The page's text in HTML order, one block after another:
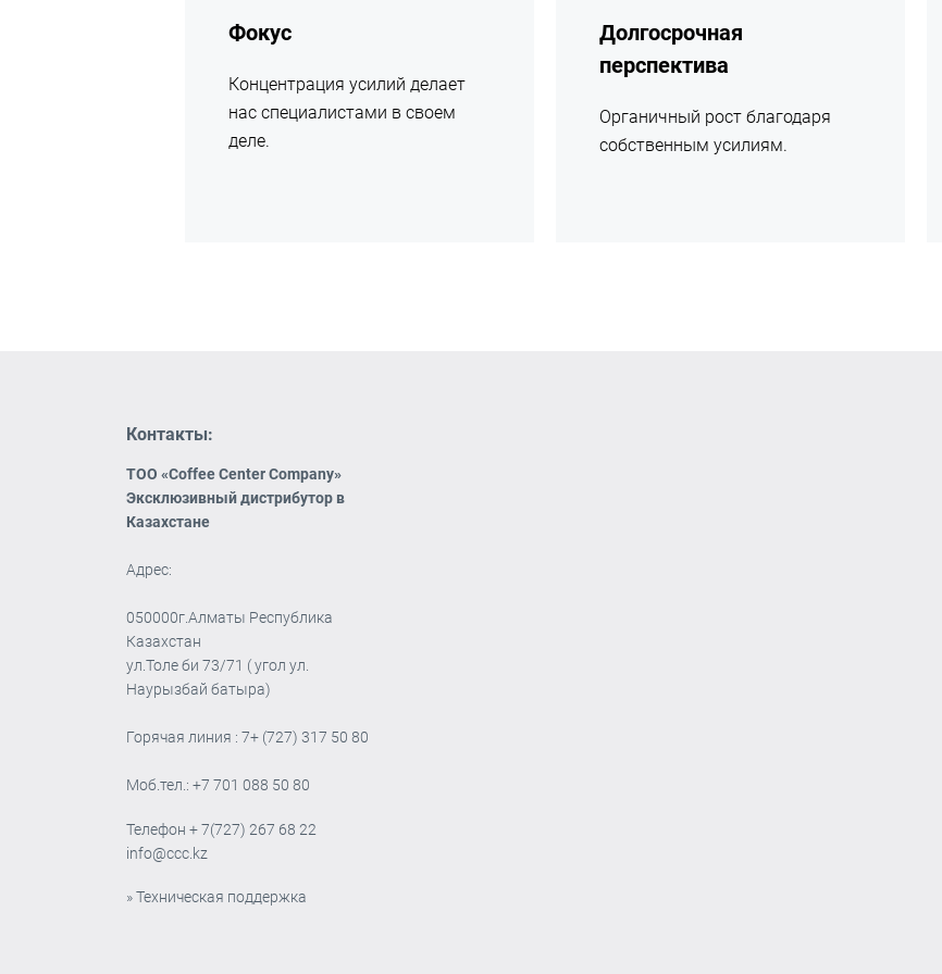
Фокус
Концентрация усилий делает
нас специалистами в своем
деле.
Долгосрочная
перспектива
Органичный рост благодаря
собственным усилиям.
Контакты:
ТОО «Coffee Center Company»
Эксклюзивный дистрибутор в
Казахстане
Адрес:
050000г.Алматы Республика
Казахстан
ул.Толе би 73/71 ( угол ул.
Наурызбай батыра)
Горячая линия : 7+ (727) 317 50 80
Моб.тел.: +7 701 088 50 80
Телефон+ 7(727) 267 68 22
info@ccc.kz
» Техническая поддержка